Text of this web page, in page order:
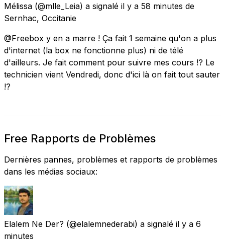
Mélissa (@mlle_Leia) a signalé il y a 58 minutes de
Sernhac, Occitanie
@Freebox y en a marre ! Ça fait 1 semaine qu'on a plus
d'internet (la box ne fonctionne plus) ni de télé
d'ailleurs. Je fait comment pour suivre mes cours !? Le
technicien vient Vendredi, donc d'ici là on fait tout sauter
!?
Free Rapports de Problèmes
Dernières pannes, problèmes et rapports de problèmes
dans les médias sociaux:
Elalem Ne Der? (@elalemnederabi) a signalé il y a 6
minutes